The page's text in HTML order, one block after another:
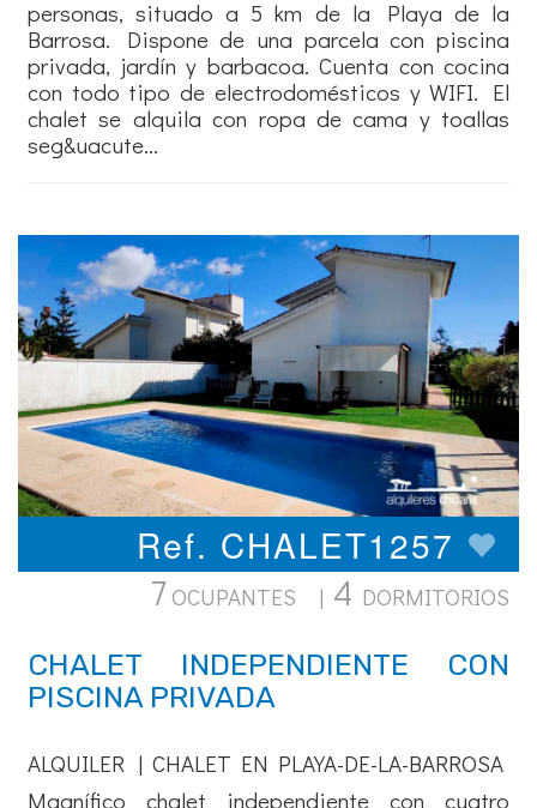
personas, situado a 5 km de la Playa de la
Barrosa. Dispone de una parcela con piscina
privada, jardín y barbacoa. Cuenta con cocina
con todo tipo de electrodomésticos y WIFI. El
chalet se alquila con ropa de cama y toallas
seg&uacute...
Ref. CHALET1257
7 OCUPANTES | 4 DORMITORIOS
CHALET INDEPENDIENTE CON
PISCINA PRIVADA
ALQUILER | CHALET EN PLAYA-DE-LA-BARROSA
Magnífico chalet independiente con cuatro